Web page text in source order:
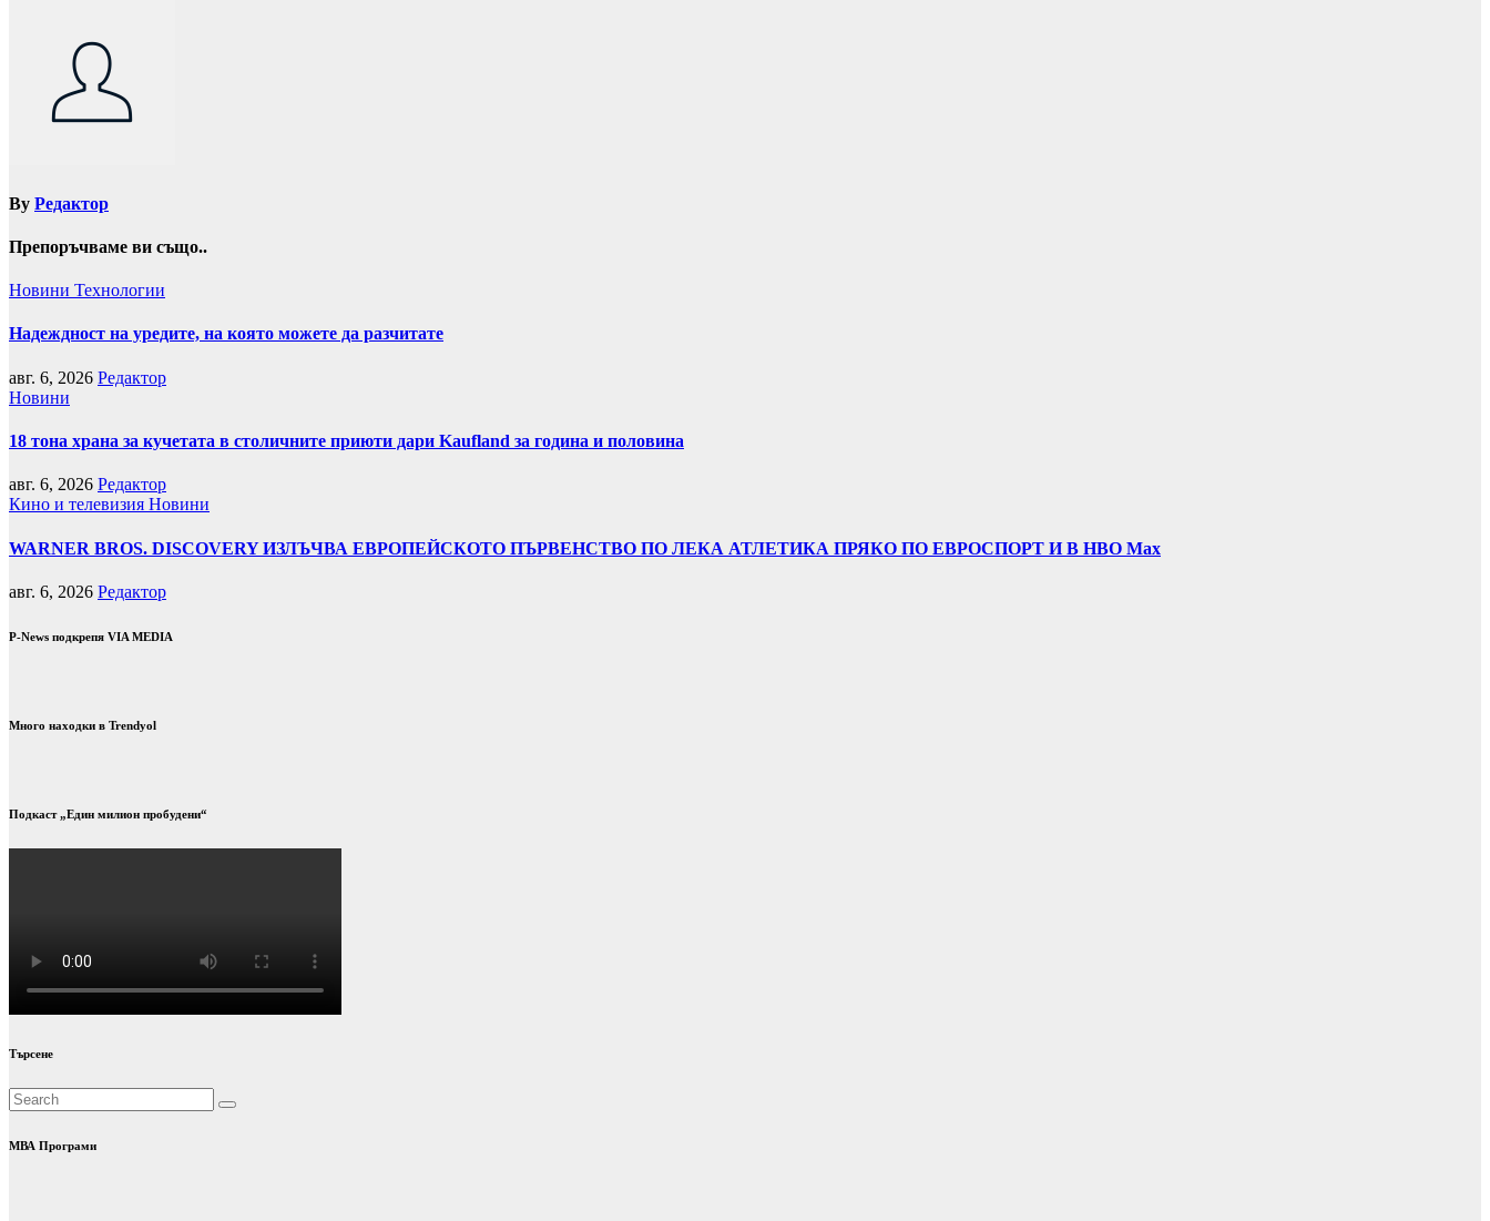
By Редактор
Препоръчваме ви също..
Новини Технологии
Надеждност на уредите, на която можете да разчитате
авг. 6, 2026 Редактор
Новини
18 тона храна за кучетата в столичните приюти дари Kaufland за година и половина
авг. 6, 2026 Редактор
Кино и телевизия Новини
WARNER BROS. DISCOVERY ИЗЛЪЧВА ЕВРОПЕЙСКОТО ПЪРВЕНСТВО ПО ЛЕКА АТЛЕТИКА ПРЯКО ПО ЕВРОСПОРТ И В НВО Мах
авг. 6, 2026 Редактор
P-News подкрепя VIA MEDIA
Много находки в Trendyol
Подкаст „Един милион пробудени“
Търсене
МВА Програми